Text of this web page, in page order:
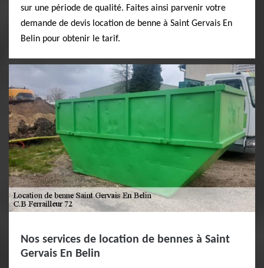
sur une période de qualité. Faites ainsi parvenir votre
demande de devis location de benne à Saint Gervais En
Belin pour obtenir le tarif.
Nos services de location de bennes à Saint
Gervais En Belin